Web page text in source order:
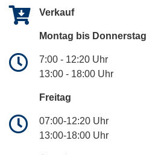
Verkauf
Montag bis Donnerstag
7:00 - 12:20 Uhr
13:00 - 18:00 Uhr
Freitag
07:00-12:20 Uhr
13:00-18:00 Uhr